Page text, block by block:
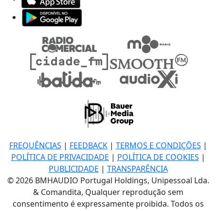
FREQUÊNCIAS | FEEDBACK| TERMOS E CONDIÇÕES |
POLÍTICA DE PRIVACIDADE | POLÍTICA DE COOKIES |
PUBLICIDADE | TRANSPARÊNCIA
© 2026 BMHAUDIO Portugal Holdings, Unipessoal Lda.
& Comandita, Qualquer reprodução sem
consentimento é expressamente proibida. Todos os